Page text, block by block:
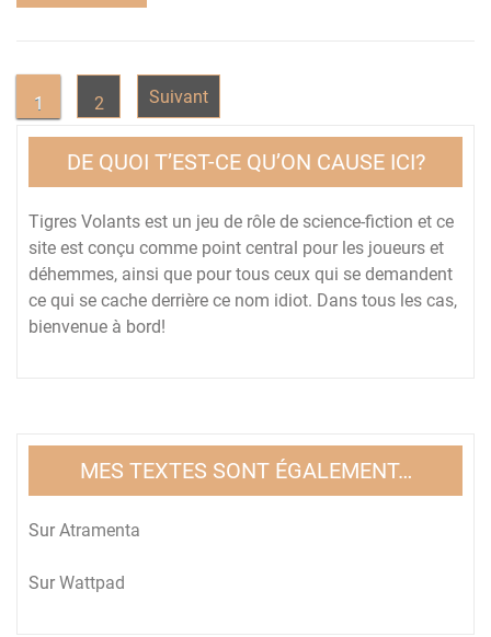
Pagination
des
publications
1 2 Suivant
DE QUOI T’EST-CE QU’ON CAUSE ICI?
Tigres Volants est un jeu de rôle de science-fiction et ce
site est conçu comme point central pour les joueurs et
déhemmes, ainsi que pour tous ceux qui se demandent
ce qui se cache derrière ce nom idiot. Dans tous les cas,
bienvenue à bord!
MES TEXTES SONT ÉGALEMENT…
Sur Atramenta
Sur Wattpad